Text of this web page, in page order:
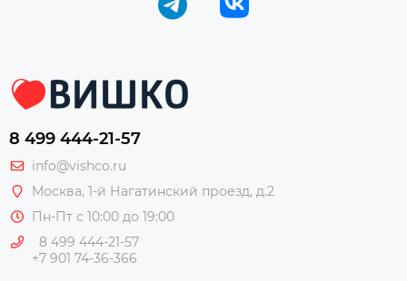
8 499 444-21-57
info@vishco.ru
Москва, 1-й Нагатинский проезд, д.2
Пн-Пт с 10:00 до 19:00
8 499 444-21-57
+7 901 74-36-366